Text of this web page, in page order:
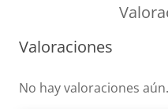
Valoraciones
No hay valoraciones aún.